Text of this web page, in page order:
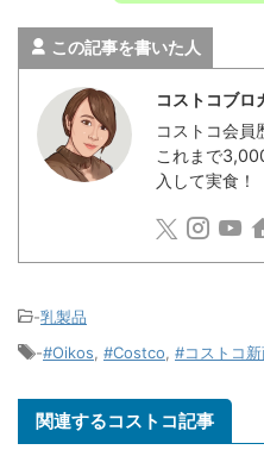
この記事を書いた人
コストコブロ
コストコ会員
これまで
入して実食！
-乳製品
-#Oikos #Costco #コストコ新
関連するコストコ記事